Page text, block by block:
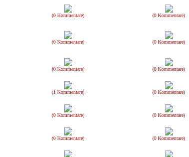
(0 Kommentare) (0 Kommentare)
(0 Kommentare) (0 Kommentare)
(0 Kommentare) (0 Kommentare)
(1 Kommentare) (0 Kommentare)
(0 Kommentare) (0 Kommentare)
(0 Kommentare) (0 Kommentare)